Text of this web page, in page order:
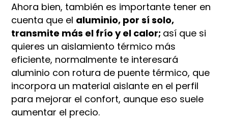
Ahora bien, también es importante tener en
cuenta que el aluminio, por sí solo,
transmite más el frío y el calor; así que si
quieres un aislamiento térmico más
eficiente, normalmente te interesará
aluminio con rotura de puente térmico, que
incorpora un material aislante en el perfil
para mejorar el confort, aunque eso suele
aumentar el precio.